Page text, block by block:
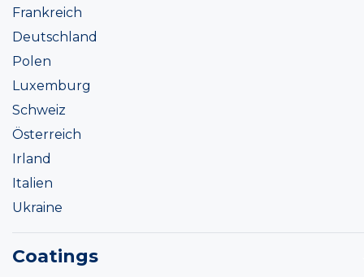
Frankreich
Deutschland
Polen
Luxemburg
Schweiz
Österreich
Irland
Italien
Ukraine
Coatings